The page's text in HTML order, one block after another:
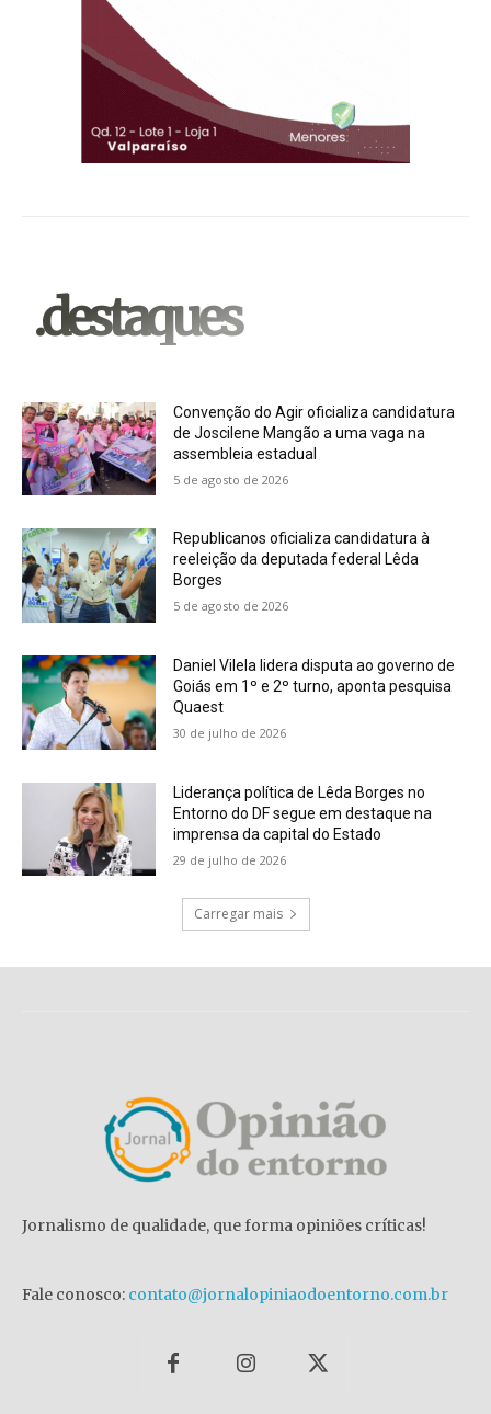
.destaques
Convenção do Agir oficializa candidatura
de Joscilene Mangão a uma vaga na
assembleia estadual
5 de agosto de 2026
Republicanos oficializa candidatura à
reeleição da deputada federal Lêda
Borges
5 de agosto de 2026
Daniel Vilela lidera disputa ao governo de
Goiás em 1º e 2º turno, aponta pesquisa
Quaest
30 de julho de 2026
Liderança política de Lêda Borges no
Entorno do DF segue em destaque na
imprensa da capital do Estado
29 de julho de 2026
Carregar mais
Jornalismo de qualidade, que forma opiniões críticas!
Fale conosco: contato@jornalopiniaodoentorno.com.br